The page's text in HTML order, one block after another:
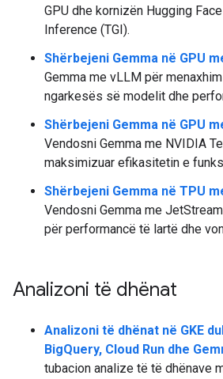
GPU dhe kornizën Hugging
Inference (TGI).
Shërbejeni Gemma në GPU
Gemma me vLLM për
ngarkesës së modelit dhe
Shërbejeni Gemma në GPU
Vendosni Gemma me NVIDIA
maksimizuar efikasitetin e
Shërbejeni Gemma në TPU
Vendosni Gemma me
për performancë të lartë dhe
Analizoni të dhënat
Analizoni të dhënat në GKE
BigQuery, Cloud Run dhe
tubacion analize të të dhënave